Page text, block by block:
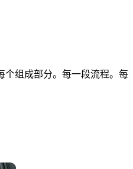
个组成部分。每一段流程。每